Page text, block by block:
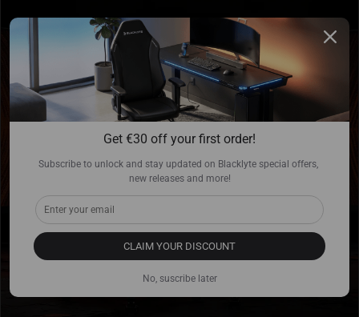
Get €30 off your first order!
Subscribe to unlock and stay updated on Blacklyte special offers,
new releases and more!
CLAIM YOUR DISCOUNT
No, suscribe later